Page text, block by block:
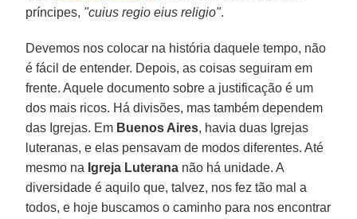
príncipes, "cuius regio eius religio".
Devemos nos colocar na história daquele tempo, não
é fácil de entender. Depois, as coisas seguiram em
frente. Aquele documento sobre a justificação é um
dos mais ricos. Há divisões, mas também dependem
das Igrejas. Em Buenos Aires, havia duas Igrejas
luteranas, e elas pensavam de modos diferentes. Até
mesmo na Igreja Luterana não há unidade. A
diversidade é aquilo que, talvez, nos fez tão mal a
todos, e hoje buscamos o caminho para nos encontrar